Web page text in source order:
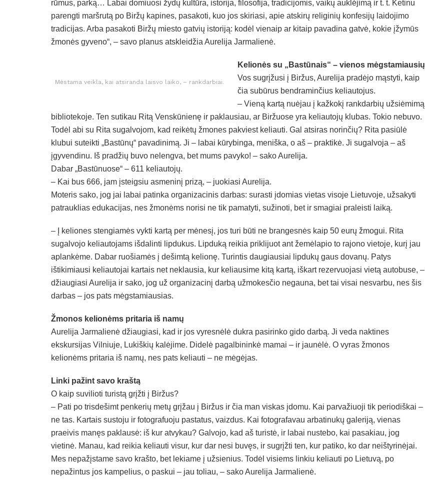
rūmus, parką… Labai domiuosi žydų kultūra, istorija, filosofija, tradicijomis, vaikų auklėjimą ir t. t. Ketinu
parengti maršrutą po Biržų kapines, pasakoti, kuo jos skiriasi, apie atskirų religinių konfesijų laidojimo
tradicijas. Arba pasakoti Biržų miesto gatvių istoriją: kodėl vienaip ar kitaip pavadina gatvė, kokie įžymūs
žmonės gyveno“, – savo planus atskleidžia Aurelija Jarmalienė.
Mėstama veikla, kai atsiranda laisvo laiko, – rankdarbiai.
Kelionės su „Bastūnais“ – vienos mėgstamiausių
Vos sugrįžusi į Biržus, Aurelija pradėjo mąstyti, kaip
čia subūrus bendraminčius keliautojus.
– Vieną kartą nuėjau į kažkokį rankdarbių užsiėmimą
bibliotekoje. Ten sutikau Ritą Venskūnienę ir paklausiau, ar Biržuose yra keliautojų klubas. Tokio nebuvo.
Todėl abi su Rita sugalvojom, kad reikėtų žmones pakviest keliauti. Gal atsiras norinčių? Rita pasiūlė
klubui suteikti „Bastūnų“ pavadinimą. Ji – labai kūrybinga, meniška, o aš – praktikė. Ji sugalvoja – aš
įgyvendinu. Iš pradžių buvo nelengva, bet mums pavyko! – sako Aurelija.
Dabar „Bastūnuose“ – 611 keliautojų.
– Kai bus 666, jam įsteigsiu asmeninį prizą, – juokiasi Aurelija.
Moteris sako, jog jai labai patinka organizacinis darbas: surasti įdomias vietas visoje Lietuvoje, užsakyti
patrauklias edukacijas, nes žmonėms norisi ne tik pamatyti, sužinoti, bet ir smagiai praleisti laiką.
– Į keliones stengiamės vykti kartą per mėnesį, jos turi būti ne brangesnės kaip 50 eurų žmogui. Rita
sugalvojo keliautojams išdalinti lipdukus. Lipduką reikia priklijuot ant žemėlapio to rajono vietoje, kurį jau
aplankėme. Dabar ruošiamės į dešimtą kelionę. Turintis daugiausiai lipdukų gaus dovanų. Patys
ištikimiausi keliautojai kartais net neklausia, kur keliausime kitą kartą, iškart rezervuojasi vietą autobuse, –
džiaugiasi Aurelija ir sako, jog už organizacinį darbą užmokesčio negauna, bet tai visai nesvarbu, nes šis
darbas – jos pats mėgstamiausias.
Žmonos kelionėms pritaria iš namų
Aurelija Jarmalienė džiaugiasi, kad ir jos vyresnėlė dukra pasirinko gido darbą. Ji veda naktines
ekskursijas Vilniuje, Lukiškių kalėjime. Didelė pagalbininkė mamai – ir jaunėlė. O vyras žmonos
kelionėms pritaria iš namų, nes pats keliauti – ne mėgėjas.
Linki pažint savo kraštą
O kaip suvilioti turistą grįžti į Biržus?
– Pati po trisdešimt penkerių metų grįžau į Biržus ir čia man viskas įdomu. Kai parvažiuoji tik periodiškai –
ne tas. Kartais sustoju ir fotografuoju pastatus, vaizdus. Kai fotografavau arbatinukų galeriją, vienas
praeivis manęs paklausė: iš kur atvykau? Galvojo, kad aš turistė, ir labai nustebo, kai pasakiau, jog
vietinė. Manau, kad reikia keliauti visur, kur dar nesi buvęs, ir sugrįžti ten, kur patiko, ko dar neištyrinėjai.
Mes nepažįstame savo krašto, bet lekiame į užsienius. Todėl visiems linkiu keliauti po Lietuvą, po
nepažintus jos kampelius, o paskui – jau toliau, – sako Aurelija Jarmalienė.